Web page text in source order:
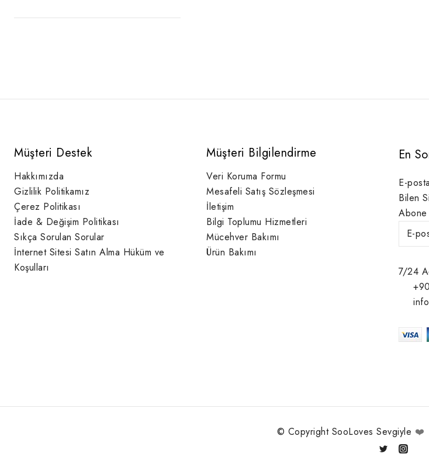
Müşteri Destek
Hakkımızda
Gizlilik Politikamız
Çerez Politikası
İade & Değişim Politikası
Sıkça Sorulan Sorular
İnternet Sitesi Satın Alma Hüküm ve
Koşulları
Müşteri Bilgilendirme
Veri Koruma Formu
Mesafeli Satış Sözleşmesi
İletişim
Bilgi Toplumu Hizmetleri
Mücehver Bakımı
Ürün Bakımı
En
E-
Bilen
7/24
© Copyright SooLoves Sevgiyle ❤️